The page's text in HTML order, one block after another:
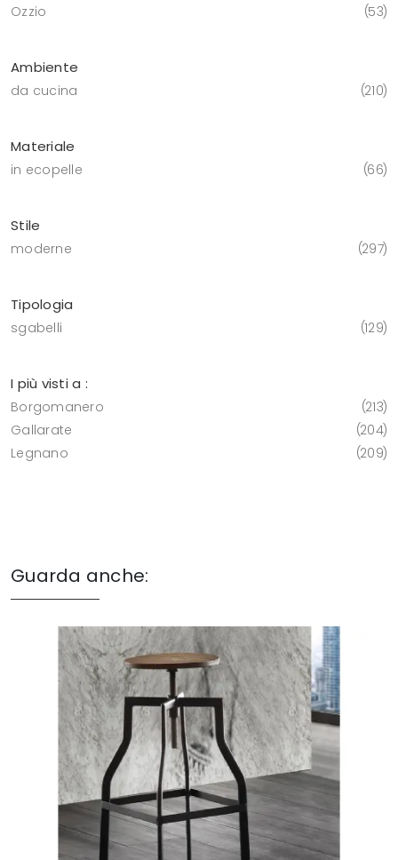
Ozzio 53
Ambiente
da cucina 210
Materiale
in ecopelle 66
Stile
moderne 297
Tipologia
sgabelli 129
I più visti a :
Borgomanero
213
Gallarate
204
Legnano
209
Guarda anche: